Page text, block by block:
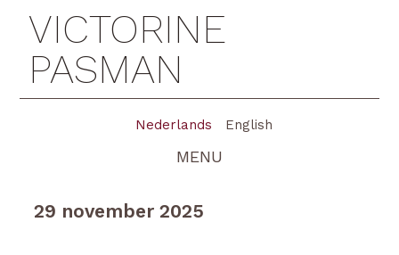
VICTORINE
PASMAN
Nederlands English
MENU
29 november 2025